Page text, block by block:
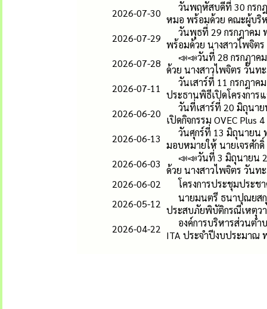
2026-07-30
วันพฤหัสบดีที่ 30 กรก
หมอ พร้อมด้วย คณะผู้บริ
2026-07-29
วันพุธที่ 29 กรกฎาคม
พร้อมด้วย นางสาวไพจิต
2026-07-28
📣📣วันที่ 28 กรกฏาค
ด้วย นางสาวไพจิตร วันท
2026-07-11
วันเสาร์ที่ 11 กรกฎาค
ประธานพิธีเปิดโครงกา
2026-06-20
วันที่เสาร์ที่ 20 มิถุนา
เปิดกิจกรรม OVEC
2026-06-13
วันศุกร์ที่ 13 มิถุนายน
มอบหมายให้ นายเจรศัก
2026-06-03
📣📣วันที่ 3 มิถุนายน
ด้วย นางสาวไพจิตร วันท
2026-06-02
โครงการประชุมประ
2026-05-12
นายมนตรี ธนาปุณยสกุ
ประสบภัยพิบัติกรณีเหตุว
2026-04-22
องค์การบริหารส่วนต
ITA ประจำปีงบประมาณ